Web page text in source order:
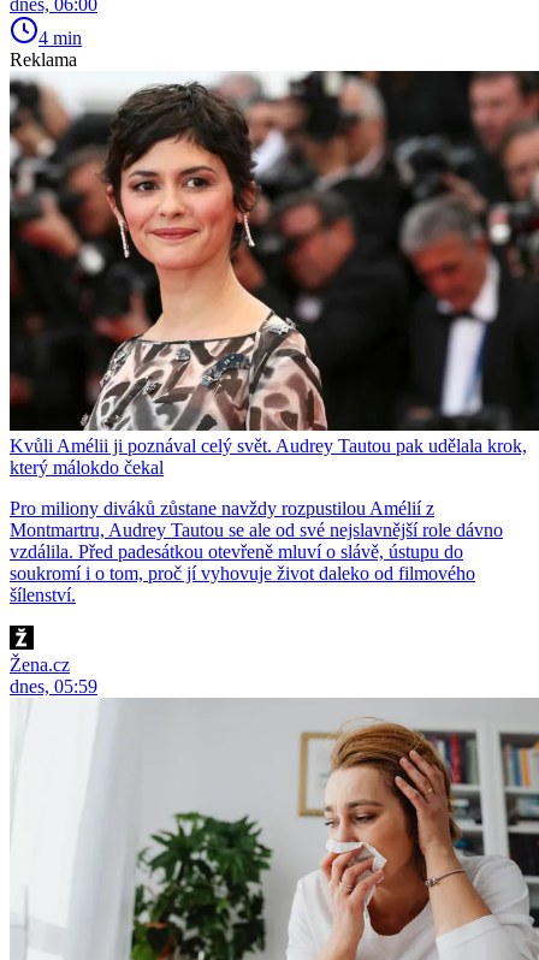
dnes, 06:00
4 min
Reklama
Kvůli Amélii ji poznával celý svět. Audrey Tautou pak udělala krok,
který málokdo čekal
Pro miliony diváků zůstane navždy rozpustilou Amélií z
Montmartru, Audrey Tautou se ale od své nejslavnější role dávno
vzdálila. Před padesátkou otevřeně mluví o slávě, ústupu do
soukromí i o tom, proč jí vyhovuje život daleko od filmového
šílenství.
Žena.cz
dnes, 05:59